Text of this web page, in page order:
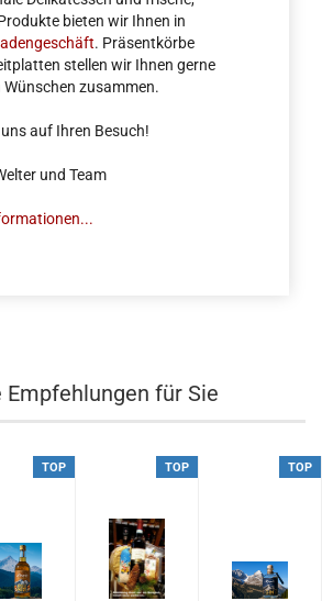
bieten wir Ihnen in
. Präsentkörbe
stellen wir Ihnen gerne
Wünschen zusammen.
auf Ihren Besuch!
und Team
Empfehlungen für Sie
TOP TOP TOP